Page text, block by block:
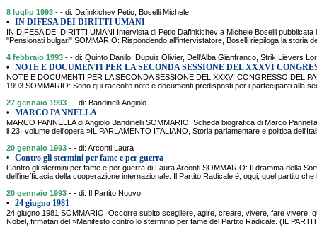
8 luglio 1993 - - di: Dafinkichev Petio, Boselli Michele
• IN DIFESA DEI DIRITTI UMANI
IN DIFESA DEI DIRITTI UMANI Intervista di Petio Dafinkichev a Michele Boselli pubblicata
"Pensionati bulgari" SOMMARIO: Rispondendo all'intervistatore, Boselli riepiloga la storia
4 febbraio 1993 - - di: Quinto Danilo, Dupuis Olivier, Dell'Alba Gianfranco, Strik Lievers
• NOTE E DOCUMENTI PER LA SECONDA SESSIONE DEL XXXVI
NOTE E DOCUMENTI PER LA SECONDA SESSIONE DEL XXXVI CONGRESSO DEL
1993 SOMMARIO: Sono qui raccolte note e documenti predisposti per i partecipanti alla
27 gennaio 1993 - - di: Bandinelli Angiolo
• MARCO PANNELLA
MARCO PANNELLA di Angiolo Bandinelli SOMMARIO: Scheda biografica di Marco
il 23· volume dell'opera »IL PARLAMENTO ITALIANO, Storia parlamentare e politica
20 gennaio 1993 - - di: Arconti Laura
• Contro gli stermini per fame e per guerra
Contro gli stermini per fame e per guerra di Laura Arconti SOMMARIO: Il dramma della
dell'inefficacia della cooperazione internazionale. Il Partito Radicale è, oggi, quel partito
20 gennaio 1993 - - di: Il Partito Nuovo
• 24 giugno 1981
24 giugno 1981 SOMMARIO: Occorre subito scegliere, agire, creare, vivere, fare vivere:
Nobel, firmatari del »Manifesto contro lo sterminio per fame del Partito Radicale. (IL